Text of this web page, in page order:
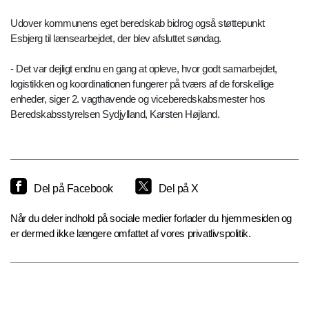
Udover kommunens eget beredskab bidrog også støttepunkt
Esbjerg til lænsearbejdet, der blev afsluttet søndag.
- Det var dejligt endnu en gang at opleve, hvor godt samarbejdet,
logistikken og koordinationen fungerer på tværs af de forskellige
enheder, siger 2. vagthavende og viceberedskabsmester hos
Beredskabsstyrelsen Sydjylland, Karsten Højland.
Del på Facebook Del på X
Når du deler indhold på sociale medier forlader du hjemmesiden og
er dermed ikke længere omfattet af vores privatlivspolitik.